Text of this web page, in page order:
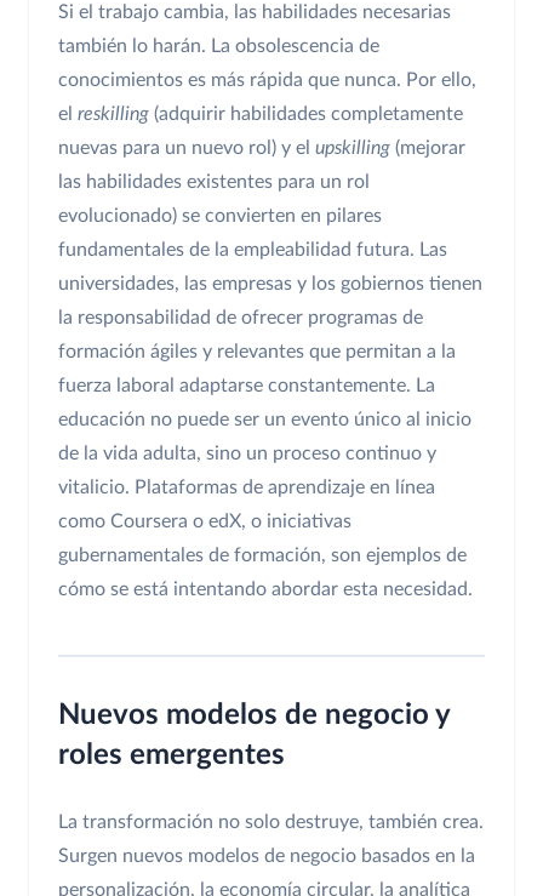
Si el trabajo cambia, las habilidades necesarias
también lo harán. La obsolescencia de
conocimientos es más rápida que nunca. Por ello,
el reskilling (adquirir habilidades completamente
nuevas para un nuevo rol) y el upskilling (mejorar
las habilidades existentes para un rol
evolucionado) se convierten en pilares
fundamentales de la empleabilidad futura. Las
universidades, las empresas y los gobiernos tienen
la responsabilidad de ofrecer programas de
formación ágiles y relevantes que permitan a la
fuerza laboral adaptarse constantemente. La
educación no puede ser un evento único al inicio
de la vida adulta, sino un proceso continuo y
vitalicio. Plataformas de aprendizaje en línea
como Coursera o edX, o iniciativas
gubernamentales de formación, son ejemplos de
cómo se está intentando abordar esta necesidad.
Nuevos modelos de negocio y
roles emergentes
La transformación no solo destruye, también crea.
Surgen nuevos modelos de negocio basados en la
personalización, la economía circular, la analítica